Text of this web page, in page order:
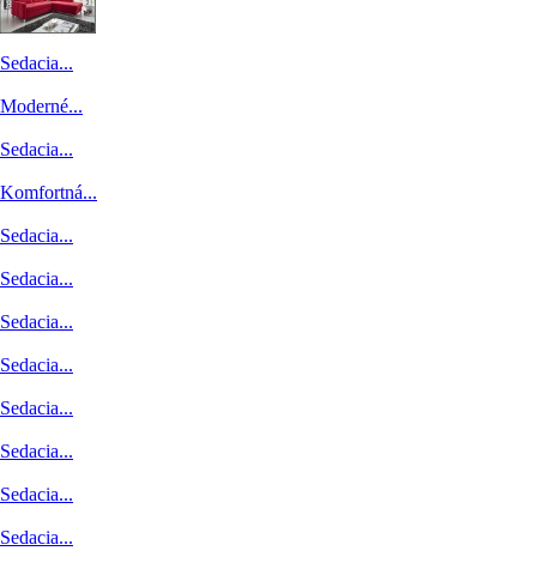
Sedacia...
Moderné...
Sedacia...
Komfortná...
Sedacia...
Sedacia...
Sedacia...
Sedacia...
Sedacia...
Sedacia...
Sedacia...
Sedacia...